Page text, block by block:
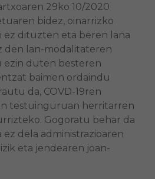
29ko 10/2020
bidez, oinarrizko
dituzten eta beren lana
den lan-modalitateren
ezin duten besteren
baimen ordaindu
da, COVD-19ren
testuinguruan herritarren
Gogoratu behar da
dela administrazioaren
eta jendearen joan-